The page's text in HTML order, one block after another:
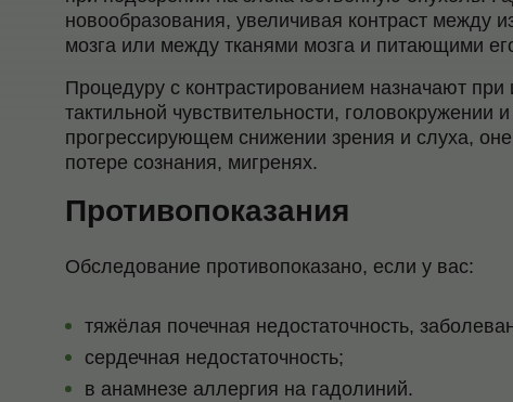
новообразования, увеличивая контраст между
мозга или между тканями мозга и питающими
Процедуру с контрастированием назначают
тактильной чувствительности,
прогрессирующем снижении зрения и слуха,
потере сознания, мигренях.
Противопоказания
Обследование противопоказано, если у вас:
тяжёлая почечная недостаточность,
сердечная недостаточность;
в анамнезе аллергия на гадолиний.